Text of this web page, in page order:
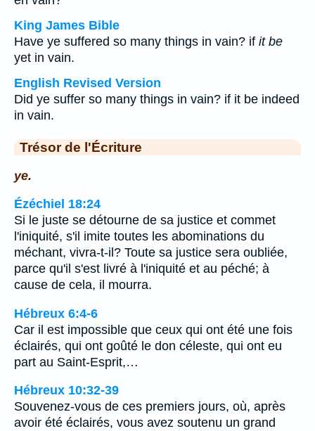
King James Bible
Have ye suffered so many things in vain? if it be
yet in vain.
English Revised Version
Did ye suffer so many things in vain? if it be indeed
in vain.
Trésor de l'Écriture
ye.
Ézéchiel 18:24
Si le juste se détourne de sa justice et commet
l'iniquité, s'il imite toutes les abominations du
méchant, vivra-t-il? Toute sa justice sera oubliée,
parce qu'il s'est livré à l'iniquité et au péché; à
cause de cela, il mourra.
Hébreux 6:4-6
Car il est impossible que ceux qui ont été une fois
éclairés, qui ont goûté le don céleste, qui ont eu
part au Saint-Esprit,…
Hébreux 10:32-39
Souvenez-vous de ces premiers jours, où, après
avoir été éclairés, vous avez soutenu un grand